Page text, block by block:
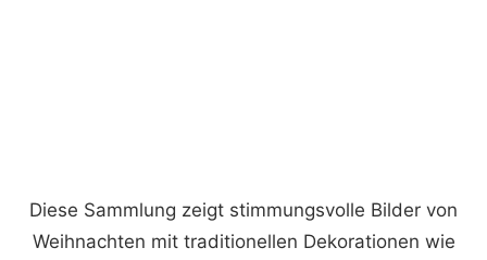
Diese Sammlung zeigt stimmungsvolle Bilder von
Weihnachten mit traditionellen Dekorationen wie